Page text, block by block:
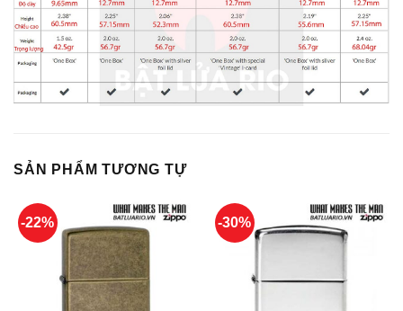
SẢN PHẨM TƯƠNG TỰ
-22% -30%